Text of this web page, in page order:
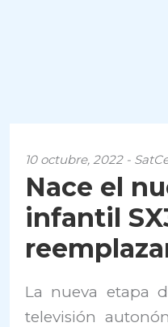
10 octubre, 2022 -
Nace el
infantil
La nueva etapa
televisión